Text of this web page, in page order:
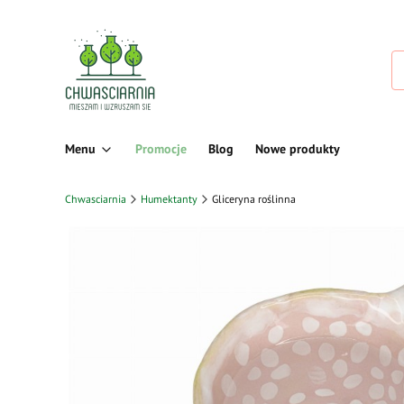
Menu Promocje Blog Nowe produkty
Chwasciarnia Humektanty Gliceryna roślinna